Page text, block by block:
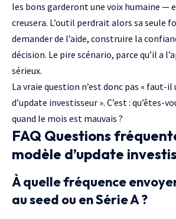
les bons garderont une voix humaine —
creusera. L’outil perdrait alors sa seule
demander de l’aide, construire la
décision. Le pire scénario, parce qu’il a
sérieux.
La vraie question n’est donc pas « faut-il
d’update investisseur ». C’est : qu’êtes-
quand le mois est mauvais ?
FAQ Questions
modèle d’update
À quelle fréquence
au seed ou en Série A ?